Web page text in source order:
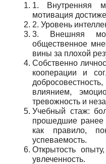
1. Внутренняя
мотивация
2. Уровень
3. Внешняя
общественное
вины за плохой
Собственно
кооперации и
влиянием,
тревожность и
Учебный стаж:
прошедшие ранее
как правило,
успеваемость.
Открытость
увлеченность.